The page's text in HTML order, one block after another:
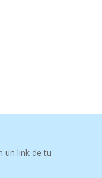
un link de tu